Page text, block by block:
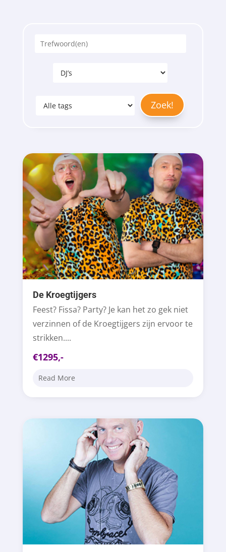
De Kroegtijgers
Feest? Fissa? Party? Je kan het zo gek niet
verzinnen of de Kroegtijgers zijn ervoor te
strikken....
€1295,-
Read More